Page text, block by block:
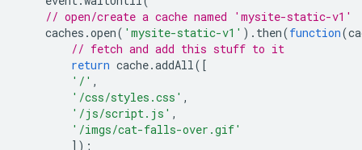
// open/create a cache named 'mysite-static-v1'
caches .open( 'mysite-static-v1' ). then(function(
// fetch and add this stuff to it
return cache.addAll([
'/' ,
'/css/styles.css' ,
'/js/script.js' ,
'/imgs/cat-falls-over.gif'
]);